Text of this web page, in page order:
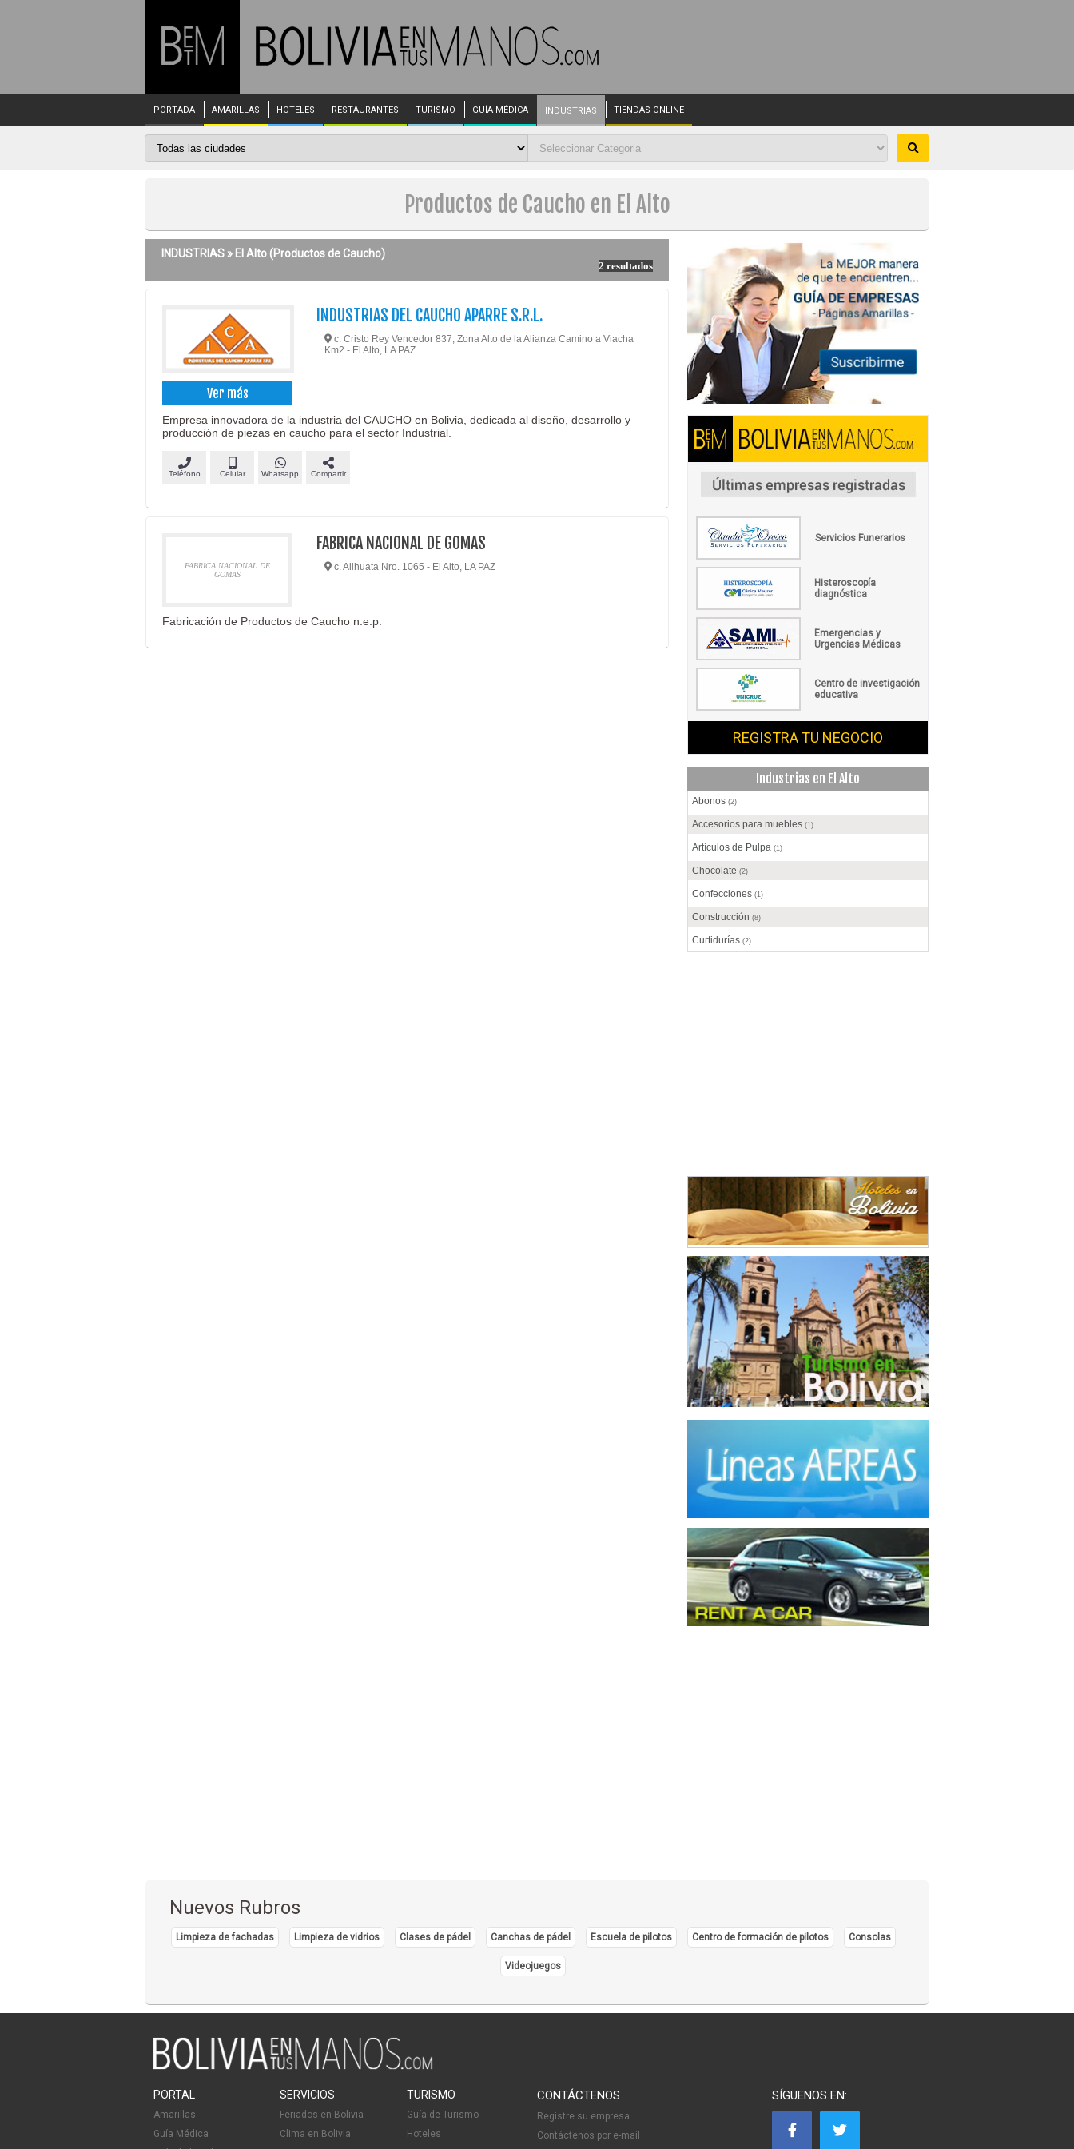
PORTADA AMARILLAS HOTELES RESTAURANTES TURISMO GUÍA MÉDICA INDUSTRIAS TIENDAS ONLINE
Productos de Caucho en El Alto
INDUSTRIAS » El Alto (Productos de Caucho)
2 resultados
Ver más
INDUSTRIAS DEL CAUCHO APARRE S.R.L.
c. Cristo Rey Vencedor 837, Zona Alto de la Alianza Camino a Viacha
Km2 - El Alto, LA PAZ
Empresa innovadora de la industria del CAUCHO en Bolivia, dedicada al diseño, desarrollo y
producción de piezas en caucho para el sector Industrial.
Teléfono Celular Whatsapp Compartir
FABRICA NACIONAL DE
GOMAS
FABRICA NACIONAL DE GOMAS
c. Alihuata Nro. 1065 - El Alto, LA PAZ
Fabricación de Productos de Caucho n.e.p.
Servicios Funerarios
Histeroscopía
diagnóstica
Emergencias y
Urgencias Médicas
Centro de investigación
educativa
REGISTRA TU NEGOCIO
Industrias en El Alto
Abonos (2)
Accesorios para muebles (1)
Artículos de Pulpa (1)
Chocolate (2)
Confecciones (1)
Construcción (8)
Curtidurías (2)
Maquinaria (1)
Metales No Ferrosos(1)
Muebles de madera(3)
Panaderías (3)
Productos Alimenticios
Productos de Caucho (2)
Productos de Goma(1)
Productos de Madera(1)
Productos de Plástico
Productos Lácteos(4)
Textiles(1)
Vehículos (2)
Video(1)
Nuevos Rubros
Limpieza de fachadas Limpieza de vidrios Clases de pádel Canchas de pádel Escuela de pilotos Centro de formación de pilotos Consolas
Videojuegos
PORTAL
Amarillas
Guía Médica
SERVICIOS
Feriados en Bolivia
Clima en Bolivia
TURISMO
Guía de Turismo
Hoteles
CONTÁCTENOS
Registre su empresa
Contáctenos por e-mail
SÍGUENOS EN: